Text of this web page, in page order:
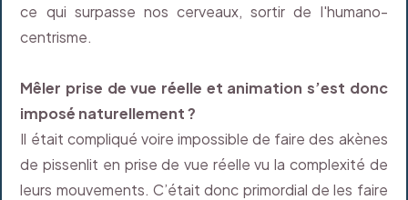
ce qui surpasse nos cerveaux, sortir de l'humano-
centrisme.
Mêler prise de vue réelle et animation s’est donc
imposé naturellement ?
Il était compliqué voire impossible de faire des akènes
de pissenlit en prise de vue réelle vu la complexité de
leurs mouvements. C’était donc primordial de les faire